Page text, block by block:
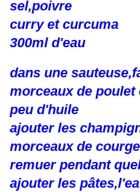
sel,poivre
curry et curcuma
300ml d'eau
dans une
morceaux de
peu d'huile
ajouter les
morceaux de courge
remuer pendant
ajouter les